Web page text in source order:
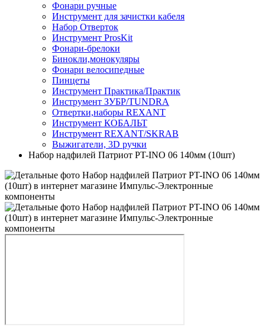
Фонари ручные
Инструмент для зачистки кабеля
Набор Отверток
Инструмент ProsKit
Фонари-брелоки
Бинокли,монокуляры
Фонари велосипедные
Пинцеты
Инструмент Практика/Практик
Инструмент ЗУБР/TUNDRA
Отвертки,наборы REXANT
Инструмент КОБАЛЬТ
Инструмент REXANT/SKRAB
Выжигатели, 3D ручки
Набор надфилей Патриот PT-INO 06 140мм (10шт)